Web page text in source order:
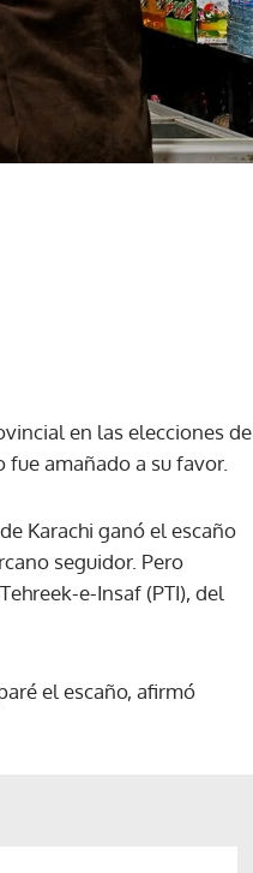
en las elecciones de
amañado a su favor.
Karachi ganó el escaño
seguidor. Pero
e-Insaf (PTI), del
el escaño, afirmó